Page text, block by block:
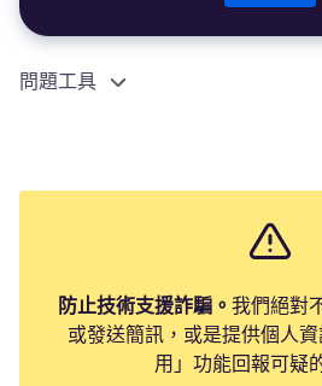
問題工具
防止技術支援詐騙。 我們絕對
或發送簡訊，或是提供個人
用」功能回報可疑